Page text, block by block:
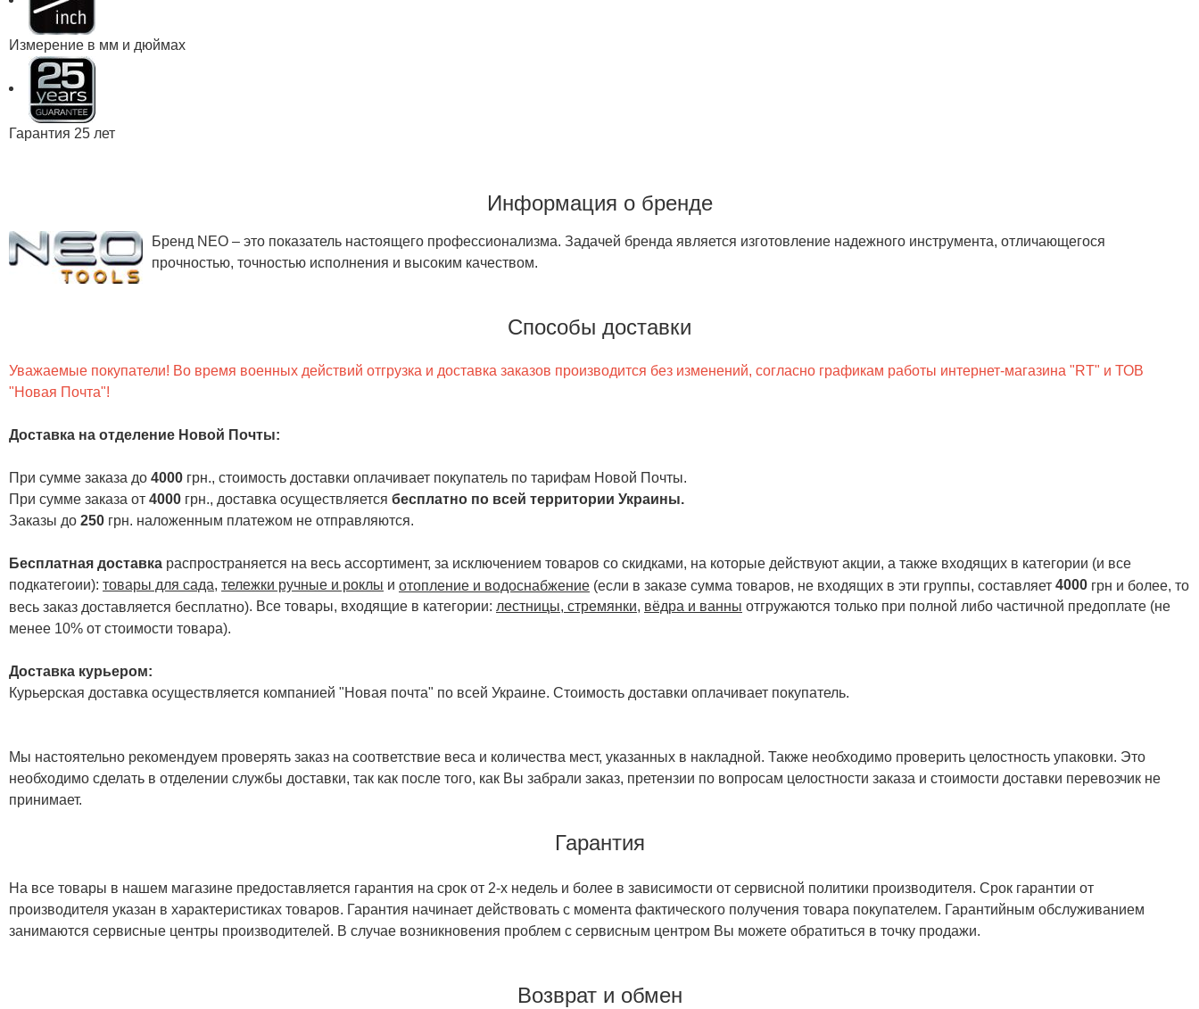
Измерение в мм и дюймах
Гарантия 25 лет
Информация о бренде
Бренд NEO – это показатель настоящего профессионализма. Задачей бренда является изготовление надежного инструмента, отличающегося
прочностью, точностью исполнения и высоким качеством.
Способы доставки
Уважаемые покупатели! Во время военных действий отгрузка и доставка заказов производится без изменений, согласно графикам работы интернет-магазина "RT" и ТОВ
"Новая Почта"!
Доставка на отделение Новой Почты:
При сумме заказа до 4000 грн., стоимость доставки оплачивает покупатель по тарифам Новой Почты.
При сумме заказа от 4000 грн., доставка осуществляется бесплатно по всей территории Украины.
Заказы до 250 грн. наложенным платежом не отправляются.
Бесплатная доставка распространяется на весь ассортимент, за исключением товаров со скидками, на которые действуют акции, а также входящих в категории (и все
подкатегоии): товары для сада, тележки ручные и роклы и отопление и водоснабжение (если в заказе сумма товаров, не входящих в эти группы, составляет 4000 грн и более, то
весь заказ доставляется бесплатно). Все товары, входящие в категории: лестницы, стремянки, вёдра и ванны отгружаются только при полной либо частичной предоплате (не
менее 10% от стоимости товара).
Доставка курьером:
Курьерская доставка осуществляется компанией "Новая почта" по всей Украине. Стоимость доставки оплачивает покупатель.
Мы настоятельно рекомендуем проверять заказ на соответствие веса и количества мест, указанных в накладной. Также необходимо проверить целостность упаковки. Это
необходимо сделать в отделении службы доставки, так как после того, как Вы забрали заказ, претензии по вопросам целостности заказа и стоимости доставки перевозчик не
принимает.
Гарантия
На все товары в нашем магазине предоставляется гарантия на срок от 2-х недель и более в зависимости от сервисной политики производителя. Срок гарантии от
производителя указан в характеристиках товаров. Гарантия начинает действовать с момента фактического получения товара покупателем. Гарантийным обслуживанием
занимаются сервисные центры производителей. В случае возникновения проблем с сервисным центром Вы можете обратиться в точку продажи.
Возврат и обмен